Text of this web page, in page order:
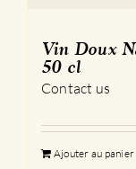
Vin Doux
50 cl
Contact us
Ajouter au panier